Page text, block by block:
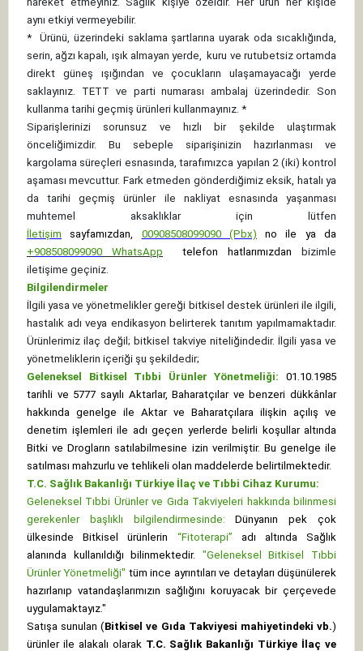
aynı etkiyi vermeyebilir.
*
Ürünü, üzerindeki saklama şartlarına uyarak oda sıcaklığında,
serin, ağzı kapalı, ışık almayan yerde, kuru ve rutubetsiz ortamda
direkt güneş ışığından ve çocukların ulaşamayacağı yerde
saklayınız. TETT ve parti numarası ambalaj üzerindedir. Son
kullanma tarihi geçmiş ürünleri kullanmayınız. *
Siparişlerinizi sorunsuz ve hızlı bir şekilde ulaştırmak
önceliğimizdir. Bu sebeple siparişinizin hazırlanması ve
kargolama süreçleri esnasında, tarafımızca yapılan 2 (iki) kontrol
aşaması mevcuttur. Fark etmeden gönderdiğimiz eksik, hatalı ya
da tarihi geçmiş ürünler ile nakliyat esnasında yaşanması
muhtemel aksaklıklar için lütfen
İletişim
sayfamızdan, 00908508099090 (Pbx) no ile ya da
+908508099090 WhatsApp telefon hatlarımızdan bizimle
iletişime geçiniz.
Bilgilendirmeler
İlgili yasa ve yönetmelikler gereği bitkisel destek ürünleri ile ilgili,
hastalık adı veya endikasyon belirterek tanıtım yapılmamaktadır.
Ürünlerimiz ilaç değil; bitkisel takviye niteliğindedir. İlgili yasa ve
yönetmeliklerin içeriği şu şekildedir;
Geleneksel Bitkisel Tıbbi Ürünler Yönetmeliği: 01.10.1985
tarihli ve 5777 sayılı Aktarlar, Baharatçılar ve benzeri dükkânlar
hakkında genelge ile Aktar ve Baharatçılara ilişkin açılış ve
denetim işlemleri ile adı geçen yerlerde belirli koşullar altında
Bitki ve Drogların satılabilmesine izin verilmiştir. Bu genelge ile
satılması mahzurlu ve tehlikeli olan maddelerde belirtilmektedir.
T.C. Sağlık Bakanlığı Türkiye İlaç ve Tıbbi Cihaz Kurumu:
Geleneksel Tıbbi Ürünler ve Gıda Takviyeleri hakkında bilinmesi
gerekenler başlıklı bilgilendirmesinde:
Dünyanın pek çok
ülkesinde Bitkisel ürünlerin “Fitoterapi” adı altında Sağlık
alanında kullanıldığı bilinmektedir. "Geleneksel Bitkisel Tıbbi
Ürünler Yönetmeliği" tüm ince ayrıntıları ve detayları düşünülerek
hazırlanıp vatandaşlarımızın sağlığını koruyacak bir çerçevede
uygulamaktayız."
Satışa sunulan (Bitkisel ve Gıda Takviyesi mahiyetindeki vb.)
ürünler ile alakalı olarak T.C. Sağlık Bakanlığı Türkiye İlaç ve